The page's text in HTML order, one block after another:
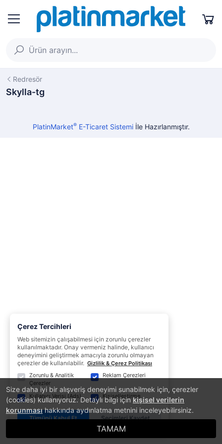
Size daha iyi bir alışveriş deneyimi sunabilmek için, çerezler
(cookies) kullanıyoruz. Detaylı bilgi içinkişisel verilerin
korunmasıhakkında aydınlatma metnini inceleyebilirsiniz.
TAMAM
Redresör
Skylla-tg
PlatinMarket®E-Ticaret Sistemiİle Hazırlanmıştır.
Çerez Tercihleri
Web sitemizin çalışabilmesi için zorunlu çerezler
kullanılmaktadır. Onay vermeniz halinde, kullanıcı
deneyimini geliştirmek amacıyla zorunlu olmayan
çerezler de kullanılabilir. Gizlilik & Çerez Politikası
Zorunlu & Analitik
Çerezler
Reklam Çerezleri
Kullanıcı Verisi (Ads) Kişiselleştirme
Tümünü Kabul Et Seçimleri Kaydet